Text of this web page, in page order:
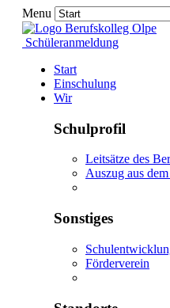
Menu
Schüleranmeldung
Start
Einschulung
Wir
Schulprofil
Leitsätze des
Auszug aus
Sonstiges
Förderverein